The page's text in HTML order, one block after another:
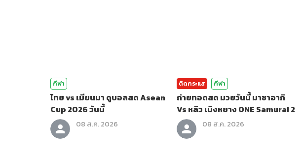
กีฬา
ไทย vs เมียนมา ดูบอลสด Asean
Cup 2026 วันนี้
08 ส.ค. 2026
ติดกระแส กีฬา
ถ่ายทอดสด มวยวันนี้ มาซาอากิ
Vs หลิว เมิงหยาง ONE Samurai 2
08 ส.ค. 2026